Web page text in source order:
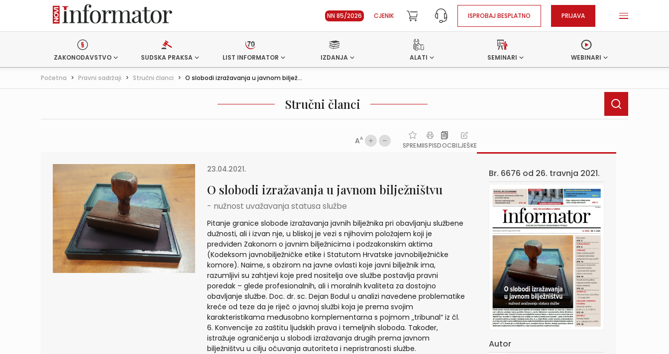
NN 85/2026 CJENIK ISPROBAJ BESPLATNO PRIJAVA
ZAKONODAVSTVO SUDSKA PRAKSA LIST INFORMATOR IZDANJA ALATI SEMINARI WEBINARI
Početna > Pravni sadržaji > Stručni članci > O slobodi izražavanja u javnom biljež...
Stručni članci
AA
SPREMIISPISDOCBILJEŠKE
23.04.2021.
O slobodi izražavanja u javnom bilježništvu
- nužnost uvažavanja statusa službe
Pitanje granice slobode izražavanja javnih bilježnika pri obavljanju službene
dužnosti, ali i izvan nje, u bliskoj je vezi s njihovim položajem koji je
predviđen Zakonom o javnim bilježnicima i podzakonskim aktima
(Kodeksom javnobilježničke etike i Statutom Hrvatske javnobilježničke
komore). Naime, s obzirom na javne ovlasti koje javni bilježnik ima,
razumljivi su zahtjevi koje pred nositelja ove službe postavlja pravni
poredak – glede profesionalnih, ali i moralnih kvaliteta za dostojno
obavljanje službe. Doc. dr. sc. Dejan Bodul u analizi navedene problematike
kreće od teze da je riječ o javnoj službi koja je prema svojim
karakteristikama međusobno komplementarna s pojmom „tribunal“ iz čl.
6. Konvencije za zaštitu ljudskih prava i temeljnih sloboda. Također,
istražuje ograničenja u slobodi izražavanja drugih prema javnom
bilježništvu u cilju očuvanja autoriteta i nepristranosti službe.
Br. 6676 od 26. travnja 2021.
Autor